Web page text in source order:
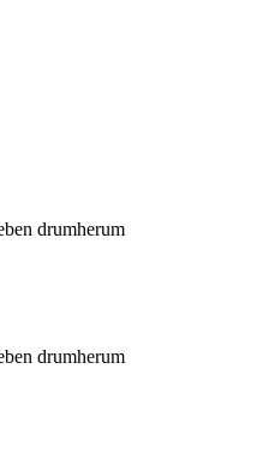
drumherum
drumherum